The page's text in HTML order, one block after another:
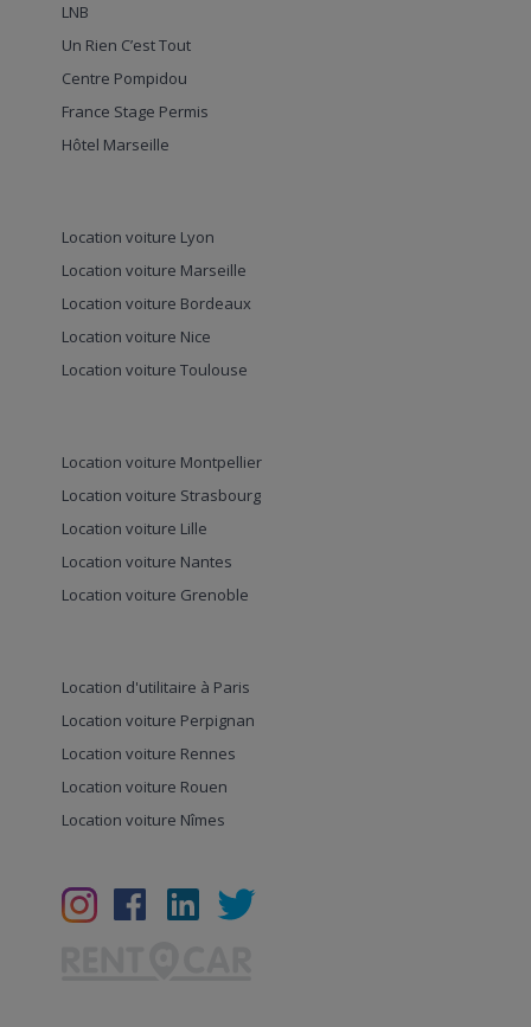
LNB
Un Rien C’est Tout
Centre Pompidou
France Stage Permis
Hôtel Marseille
Location voiture Lyon
Location voiture Marseille
Location voiture Bordeaux
Location voiture Nice
Location voiture Toulouse
Location voiture Montpellier
Location voiture Strasbourg
Location voiture Lille
Location voiture Nantes
Location voiture Grenoble
Location d'utilitaire à Paris
Location voiture Perpignan
Location voiture Rennes
Location voiture Rouen
Location voiture Nîmes